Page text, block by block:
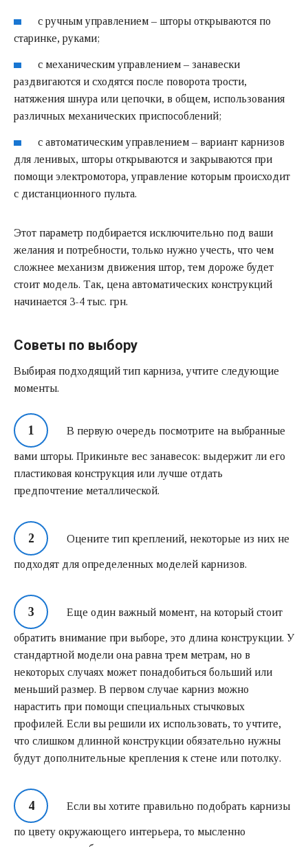
с ручным управлением – шторы открываются по
старинке, руками;
с механическим управлением – занавески
раздвигаются и сходятся после поворота трости,
натяжения шнура или цепочки, в общем, использования
различных механических приспособлений;
с автоматическим управлением – вариант карнизов
для ленивых, шторы открываются и закрываются при
помощи электромотора, управление которым происходит
с дистанционного пульта.
Этот параметр подбирается исключительно под ваши
желания и потребности, только нужно учесть, что чем
сложнее механизм движения штор, тем дороже будет
стоит модель. Так, цена автоматических конструкций
начинается 3-4 тыс. грн.
Советы по выбору
Выбирая подходящий тип карниза, учтите следующие
моменты.
В первую очередь посмотрите на выбранные
вами шторы. Прикиньте вес занавесок: выдержит ли его
пластиковая конструкция или лучше отдать
предпочтение металлической.
Оцените тип креплений, некоторые из них не
подходят для определенных моделей карнизов.
Еще один важный момент, на который стоит
обратить внимание при выборе, это длина конструкции. У
стандартной модели она равна трем метрам, но в
некоторых случаях может понадобиться больший или
меньший размер. В первом случае карниз можно
нарастить при помощи специальных стычковых
профилей. Если вы решили их использовать, то учтите,
что слишком длинной конструкции обязательно нужны
будут дополнительные крепления к стене или потолку.
Если вы хотите правильно подобрать карнизы
по цвету окружающего интерьера, то мысленно